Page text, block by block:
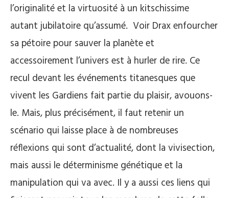
l’originalité et la virtuosité à un kitschissime
autant jubilatoire qu’assumé. Voir Drax enfourcher
sa pétoire pour sauver la planète et
accessoirement l’univers est à hurler de rire. Ce
recul devant les événements titanesques que
vivent les Gardiens fait partie du plaisir, avouons-
le. Mais, plus précisément, il faut retenir un
scénario qui laisse place à de nombreuses
réflexions qui sont d’actualité, dont la vivisection,
mais aussi le déterminisme génétique et la
manipulation qui va avec. Il y a aussi ces liens qui